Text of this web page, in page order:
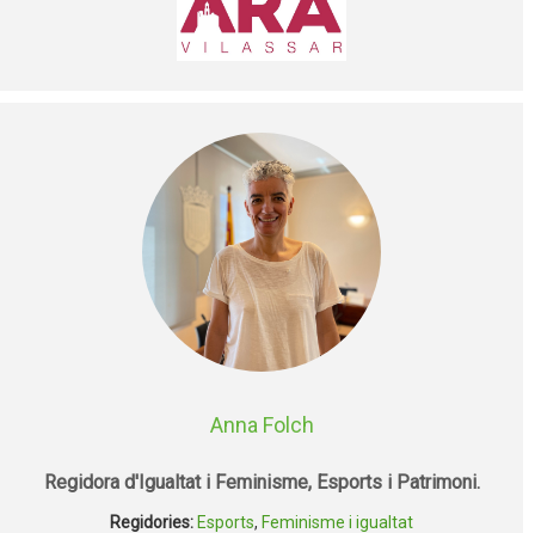
Anna Folch
Regidora d'Igualtat i Feminisme, Esports i Patrimoni.
Regidories: Esports, Feminisme i igualtat